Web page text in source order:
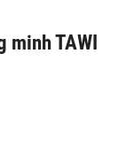
minh TAWI